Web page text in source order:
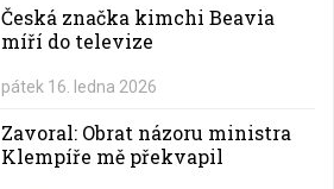
Česká značka kimchi Beavia
míří do televize
pátek 16. ledna 2026
Zavoral: Obrat názoru ministra
Klempíře mě překvapil